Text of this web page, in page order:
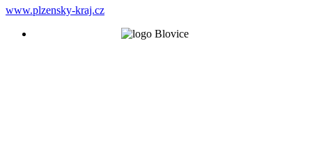
www.plzensky-kraj.cz